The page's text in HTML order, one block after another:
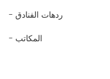
- ردهات الفنادق
- المكاتب